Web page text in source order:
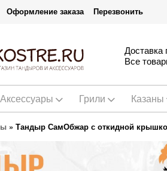
Оформление заказа Перезвонить
Все
Аксессуары Грили Казаны
» Тандыр СамОбжар с откидной